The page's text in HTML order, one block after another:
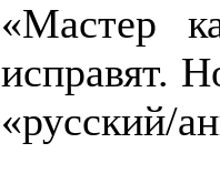
«Мастер
исправят.
«русский/